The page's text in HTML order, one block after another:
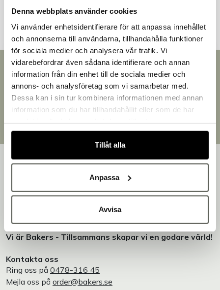
Denna webbplats använder cookies
Vi använder enhetsidentifierare för att anpassa innehållet
och annonserna till användarna, tillhandahålla funktioner
för sociala medier och analysera vår trafik. Vi
vidarebefordrar även sådana identifierare och annan
information från din enhet till de sociala medier och
annons- och analysföretag som vi samarbetar med.
Dessa kan i sin tur kombinera informationen med annan
information som du har tillhandahållit eller som de har
Tillåt alla
Anpassa
Avvisa
Snabb leverans
Leverans inom 3-5 arbetsdagar.
Brett sortiment
Över 30 000 produkter
Egen produktion
Designat och tillverkat i Småland
utrustning för bageri, konditori och restaurang – med egen
produktion i Småland.
Vi är Bakers - Tillsammans skapar vi en godare värld!
Kontakta oss
Ring oss på 0478-316 45
Mejla oss på order@bakers.se
Välkommen till Bakers!
Handlar du som företag eller privatperson?
Fortsätt som privatperson